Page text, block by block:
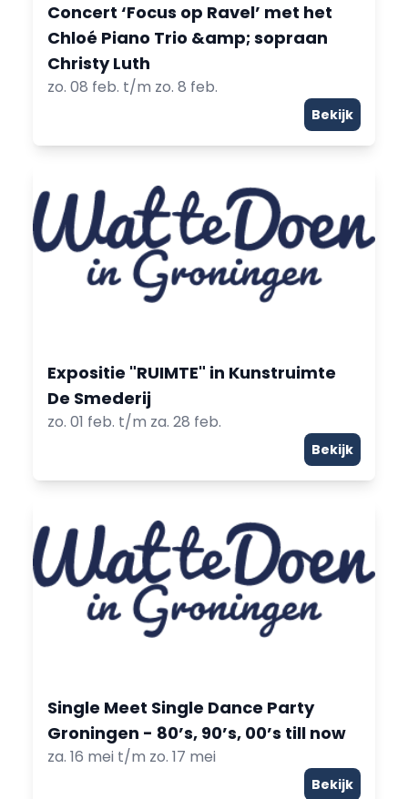
Concert ‘Focus op Ravel’ met het
Chloé Piano Trio &amp; sopraan
Christy Luth
zo. 08 feb. t/m zo. 8 feb.
Bekijk
Expositie "RUIMTE" in Kunstruimte
De Smederij
zo. 01 feb. t/m za. 28 feb.
Bekijk
Single Meet Single Dance Party
Groningen - 80’s, 90’s, 00’s till now
za. 16 mei t/m zo. 17 mei
Bekijk